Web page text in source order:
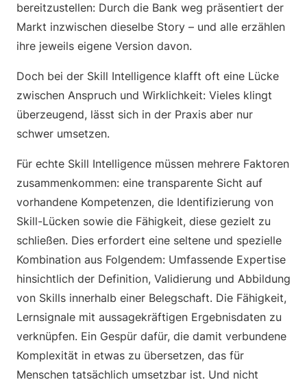
bereitzustellen: Durch die Bank weg präsentiert der
Markt inzwischen dieselbe Story – und alle erzählen
ihre jeweils eigene Version davon.
Doch bei der Skill Intelligence klafft oft eine Lücke
zwischen Anspruch und Wirklichkeit: Vieles klingt
überzeugend, lässt sich in der Praxis aber nur
schwer umsetzen.
Für echte Skill Intelligence müssen mehrere Faktoren
zusammenkommen: eine transparente Sicht auf
vorhandene Kompetenzen, die Identifizierung von
Skill-Lücken sowie die Fähigkeit, diese gezielt zu
schließen. Dies erfordert eine seltene und spezielle
Kombination aus Folgendem: Umfassende Expertise
hinsichtlich der Definition, Validierung und Abbildung
von Skills innerhalb einer Belegschaft. Die Fähigkeit,
Lernsignale mit aussagekräftigen Ergebnisdaten zu
verknüpfen. Ein Gespür dafür, die damit verbundene
Komplexität in etwas zu übersetzen, das für
Menschen tatsächlich umsetzbar ist. Und nicht